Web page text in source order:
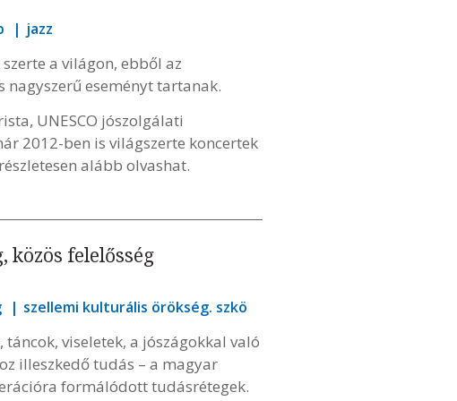
jazz
a világon, ebből az
eseményt tartanak.
UNESCO jószolgálati
2012-ben is világszerte koncertek
alább olvashat.
közös felelősség
szellemi kulturális örökség. szkö
viseletek, a jószágokkal való
illeszkedő tudás – a magyar
formálódott tudásrétegek.